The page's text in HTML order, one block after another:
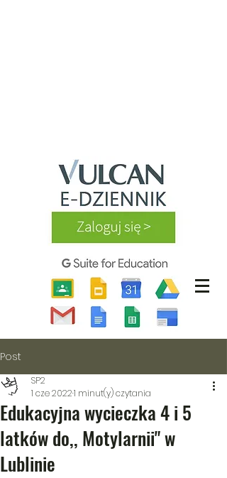
Post
Edukacyjna wycieczka 4 i 5
latków do,, Motylarnii" w
Lublinie
SP2
1 cze 20221 minut(y) czytania